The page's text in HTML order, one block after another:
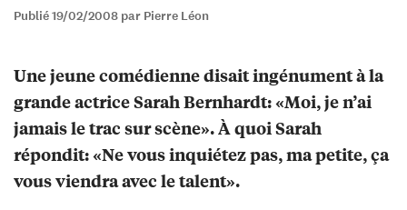
Publié 19/02/2008 par Pierre Léon
Une jeune comédienne disait ingénument à la
grande actrice Sarah Bernhardt: «Moi, je n’ai
jamais le trac sur scène». À quoi Sarah
répondit: «Ne vous inquiétez pas, ma petite, ça
vous viendra avec le talent».